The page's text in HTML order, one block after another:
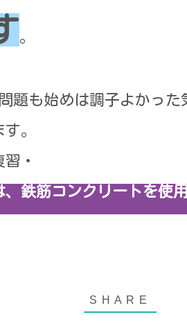
。
題も始めは調子よかった
。
・
、鉄筋コンクリートを使